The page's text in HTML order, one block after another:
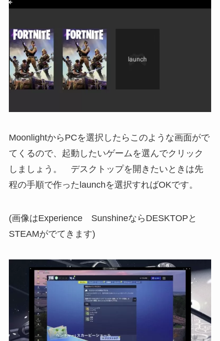
MoonlightからPCを選択したらこのような画面がで
てくるので、起動したいゲームを選んでクリック
しましょう。 デスクトップを開きたいときは先
程の手順で作ったlaunchを選択すればOKです。
(画像はExperience SunshineならDESKTOPと
STEAMがでてきます)